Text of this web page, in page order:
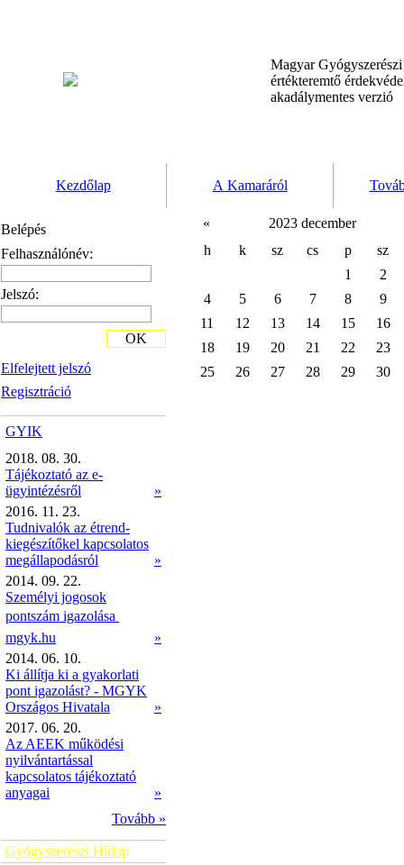
Magyar
értékteremtő
akadálymentes verzió
Kezdőlap A Kamaráról
Belépés
Felhasználónév:
Jelszó:
Elfelejtett jelszó
Regisztráció
OK
GYIK
2018. 08. 30.
Tájékoztató az e-
ügyintézésről
»
2016. 11. 23.
Tudnivalók az étrend-
kiegészítőkel kapcsolatos
megállapodásról
»
2014. 09. 22.
Személyi jogosok
pontszám igazolása 
mgyk.hu
»
2014. 06. 10.
Ki állítja ki a gyakorlati
pont igazolást? - MGYK
Országos Hivatala
»
2017. 06. 20.
Az AEEK működési
nyilvántartással
kapcsolatos tájékoztató
anyagai
»
Tovább »
Gyógyszerészi Hírlap
«
2023 december
h
k sz cs p
sz
1
2
4
5 6 7 8
9
11
12 13 14 15
16
18
19 20 21 22
23
25
26 27 28 29 30